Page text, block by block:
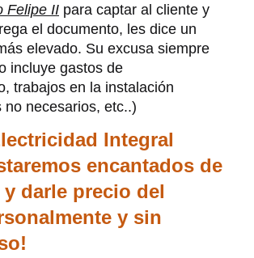
Felipe II para captar al cliente y
el documento, les dice un
elevado. Su excusa siempre
incluye gastos de
trabajos en la instalación
no necesarios, etc..)
Integral
encantados de
darle precio del
y sin